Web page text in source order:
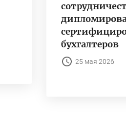
бухгалтеров
25 мая 2026